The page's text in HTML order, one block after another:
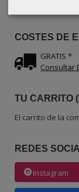
COSTES DE
GRATIS *
Consultar
TU CARRITO
El carrito de la
REDES
Instagram